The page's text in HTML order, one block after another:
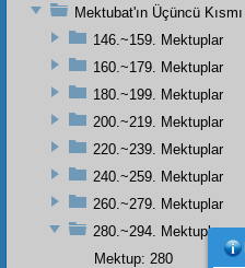
Mektubat'ın Üçüncü Kısmı
146.~159. Mektuplar
160.~179. Mektuplar
180.~199. Mektuplar
200.~219. Mektuplar
220.~239. Mektuplar
240.~259. Mektuplar
260.~279. Mektuplar
280.~294. Mektuplar
Mektup: 280